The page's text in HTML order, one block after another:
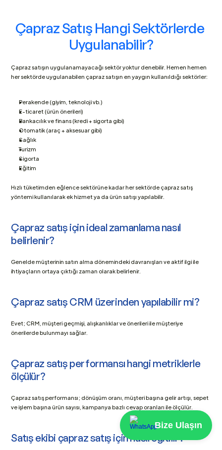
Bize Ulaşın
Çapraz Satış Hangi Sektörlerde
Uygulanabilir?
Çapraz satışın uygulanamayacağı sektör yoktur denebilir. Hemen hemen
her sektörde uygulanabilen çapraz satışın en yaygın kullanıldığı sektörler:
Perakende (giyim, teknoloji vb.)
E-ticaret (ürün önerileri)
Bankacılık ve finans (kredi + sigorta gibi)
Otomatik (araç + aksesuar gibi)
Sağlık
Turizm
Sigorta
Eğitim
Hızlı tüketimden eğlence sektörüne kadar her sektörde çapraz satış
yöntemi kullanılarak ek hizmet ya da ürün satışı yapılabilir.
Çapraz satış için ideal zamanlama nasıl
belirlenir?
Genelde müşterinin satın alma dönemindeki davranışları ve aktif ilgi ile
ihtiyaçların ortaya çıktığı zaman olarak belirlenir.
Çapraz satış CRM üzerinden yapılabilir mi?
Evet; CRM, müşteri geçmişi, alışkanlıklar ve önerileri ile müşteriye
önerilerde bulunmayı sağlar.
Çapraz satış performansı hangi metriklerle
ölçülür?
Çapraz satış performansı; dönüşüm oranı, müşteri başına gelir artışı, sepet
ve işlem başına ürün sayısı, kampanya bazlı cevap oranları ile ölçülür.
Satış ekibi çapraz satış için nasıl eğitilir?